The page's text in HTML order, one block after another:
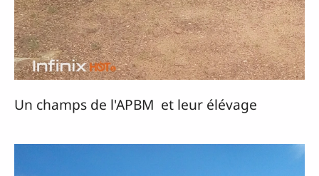
Un champs de l'APBM et leur élévage